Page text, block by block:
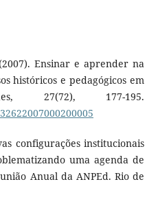
Ensinar e aprender na
históricos e pedagógicos em
27(72), 177-195.
configurações institucionais
uma agenda de
Anual da ANPEd. Rio de